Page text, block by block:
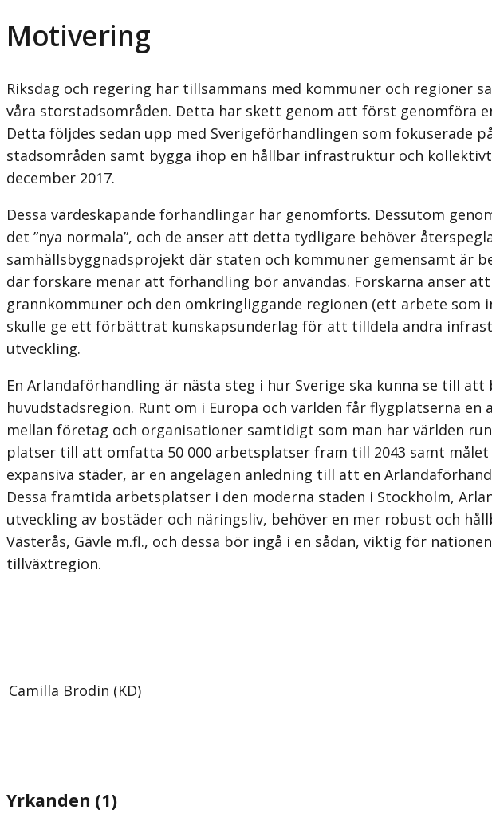
Motivering
Riksdag och regering har tillsammans med kommuner och
våra storstadsområden. Detta har skett genom att först genomföra
Detta följdes sedan upp med Sverigeförhandlingen som
stadsområden samt bygga ihop en hållbar infrastruktur och
december 2017.
Dessa värdeskapande förhandlingar har genomförts. Dessutom
det ”nya normala”, och de anser att detta tydligare behöver
samhällsbyggnadsprojekt där staten och kommuner gemen­samt är
där forskare menar att förhandling bör användas. Forskarna anser
grannkommuner och den om­kringliggande regionen (ett arbete
skulle ge ett förbättrat kunskapsunderlag för att tilldela andra
utveckling.
En Arlandaförhandling är nästa steg i hur Sverige ska kunna se till
huvudstadsregion. Runt om i Europa och världen får flygplatserna
mellan företag och organisationer samtidigt som man har världen
platser till att omfatta 50 000 arbetsplatser fram till 2043 samt
expansiva städer, är en angelägen anledning till att en
Dessa framtida arbetsplatser i den moderna staden i Stockholm,
utveckling av bostäder och näringsliv, behöver en mer robust och
Västerås, Gävle m.fl., och dessa bör ingå i en sådan, viktig för
tillväxtregion.
Camilla Brodin (KD)
Yrkanden (1)